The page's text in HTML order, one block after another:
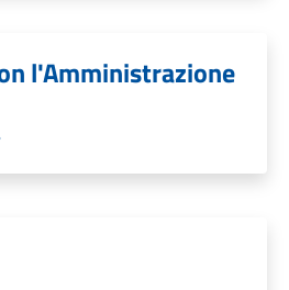
l'Amministrazione